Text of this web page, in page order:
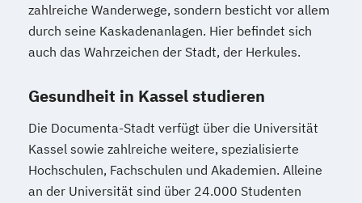
zahlreiche Wanderwege, sondern besticht vor allem
durch seine Kaskadenanlagen. Hier befindet sich
auch das Wahrzeichen der Stadt, der Herkules.
Gesundheit in Kassel studieren
Die Documenta-Stadt verfügt über die Universität
Kassel sowie zahlreiche weitere, spezialisierte
Hochschulen, Fachschulen und Akademien. Alleine
an der Universität sind über 24.000 Studenten